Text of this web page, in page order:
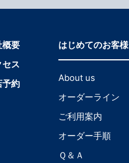
概要
セス
予約
はじめてのお客様
About us
オーダーライン
ご利用案内
オーダー手順
Ｑ＆Ａ